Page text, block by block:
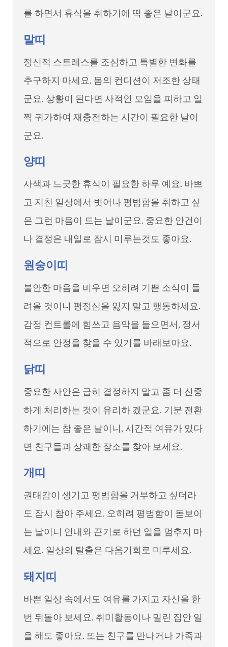
를 하면서 휴식을 취하기에 딱 좋은 날이군요.
말띠
정신적 스트레스를 조심하고 특별한 변화를
추구하지 마세요. 몸의 컨디션이 저조한 상태
군요. 상황이 된다면 사적인 모임을 피하고 일
찍 귀가하여 재충전하는 시간이 필요한 날이
군요.
양띠
사색과 느긋한 휴식이 필요한 하루 예요. 바쁘
고 지친 일상에서 벗어나 평범함을 취하고 싶
은 그런 마음이 드는 날이군요. 중요한 안건이
나 결정은 내일로 잠시 미루는것도 좋아요.
원숭이띠
불안한 마음을 비우면 오히려 기쁜 소식이 들
려올 것이니 평정심을 잃지 말고 행동하세요.
감정 컨트롤에 힘쓰고 음악을 들으면서, 정서
적으로 안정을 찾을 수 있기를 바래보아요.
닭띠
중요한 사안은 급히 결정하지 말고 좀 더 신중
하게 처리하는 것이 유리하 겠군요. 기분 전환
하기에는 참 좋은 날이니, 시간적 여유가 있다
면 친구들과 상쾌한 장소를 찾아 보세요.
개띠
권태감이 생기고 평범함을 거부하고 싶더라
도 잠시 참아 주세요. 오히려 평범함이 돋보이
는 날이니 인내와 끈기로 하던 일을 멈추지 마
세요. 일상의 탈출은 다음기회로 미루세요.
돼지띠
바쁜 일상 속에서도 여유를 가지고 자신을 한
번 뒤돌아 보세요. 취미활동이나 밀린 집안 일
을 해도 좋아요. 또는 친구를 만나거나 가족과